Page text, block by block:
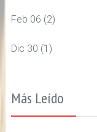
Feb 06 (2)
Dic 30 (1)
Más Leído